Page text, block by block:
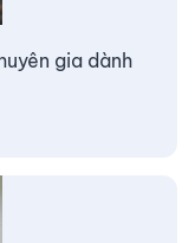
gia dành